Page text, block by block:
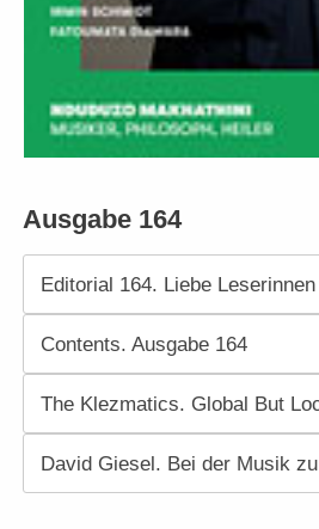
Ausgabe 164
Editorial 164. Liebe
Contents. Ausgabe 164
The Klezmatics. Global But
David Giesel. Bei der Musik